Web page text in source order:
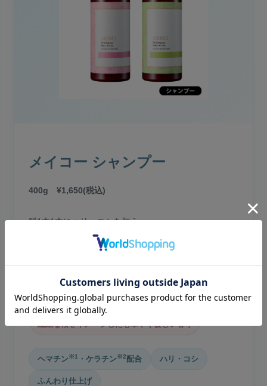
メイコー シャンプー
400g ¥1,650(税込)
髪1本1本にハリ・コシを与え、
根本から立ち上がるふんわりした仕上がりへ。
ホワイトティーの香り
さくらの香り
繊細な桜をイメージした心華やぐ優しい香り
ヘマチン※1 ・ケラチン※2配合 ハリ・コシ
ふんわり仕上げ